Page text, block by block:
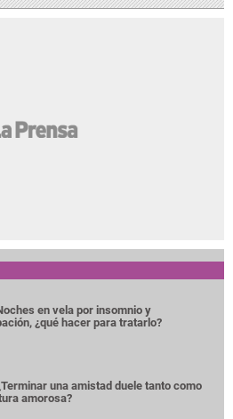
en vela por insomnio y
¿qué hacer para tratarlo?
una amistad duele tanto como
amorosa?